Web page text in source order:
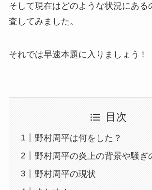
そして現在はどのような状況にある
査してみました。
それでは早速本題に入りましょう !
目次
野村周平は何をした？
野村周平の炎上の背景や騒ぎ
野村周平の現状